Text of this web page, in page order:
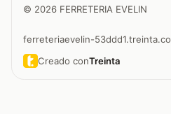
© 2026 FERRETERIA EVELIN
ferreteriaevelin-53ddd1.treinta.co
Creado conTreinta